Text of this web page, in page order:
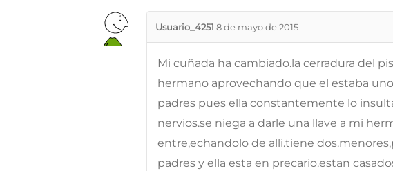
Usuario_4251 8 de mayo de 2015
Mi cuñada ha cambiado.la cerradura del
hermano aprovechando que el estaba
padres pues ella constantemente lo
nervios.se niega a darle una llave a mi
entre,echandolo de alli.tiene
padres y ella esta en precario.estan